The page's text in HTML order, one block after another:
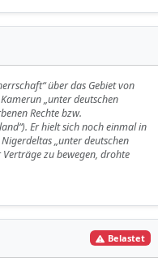
über das Gebiet von
„unter deutschen
Rechte bzw.
Er hielt sich noch einmal in
„unter deutschen
zu bewegen, drohte
Belastet